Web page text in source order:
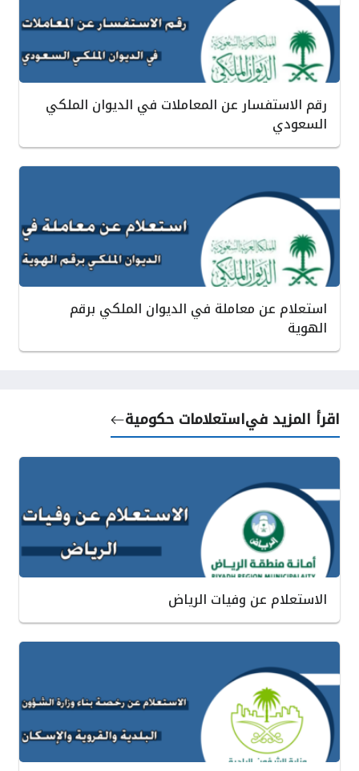
رقم الاستفسار عن المعاملات في الديوان الملكي
السعودي
استعلام عن معاملة في الديوان الملكي برقم
الهوية
اقرأ المزيد فياستعلامات حكومية
الاستعلام عن وفيات الرياض